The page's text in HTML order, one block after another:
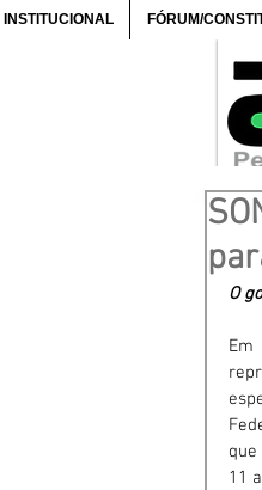
INSTITUCIONAL FÓRUM/
O
11